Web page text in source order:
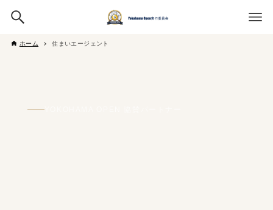
ホーム 住まいエージェント
YOKOHAMA OPEN 協賛パートナー